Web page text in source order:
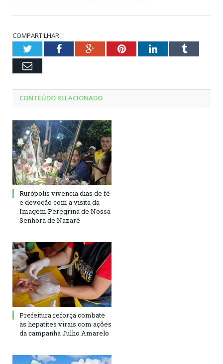
COMPARTILHAR:
TwitterFacebookGoogle+PinterestLinkedInTumblr
Email
CONTEÚDO RELACIONADO
Rurópolis vivencia dias de fé
e devoção com a visita da
Imagem Peregrina de Nossa
Senhora de Nazaré
Prefeitura reforça combate
às hepatites virais com ações
da campanha Julho Amarelo